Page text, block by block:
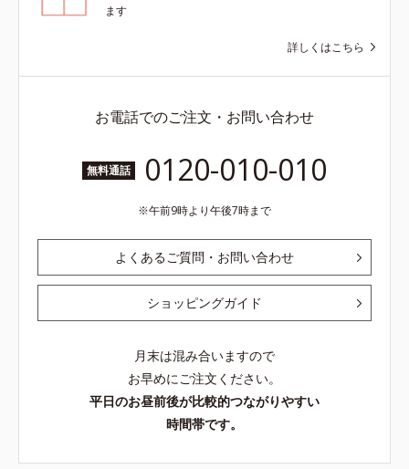
ます
詳しくはこちら
お電話でのご注文・お問い合わせ
無料通話 0120-010-010
午前9時より午後7時まで
よくあるご質問・お問い合わせ
ショッピングガイド
月末は混み合いますので
お早めにご注文ください。
平日のお昼前後が比較的つながりやすい
時間帯です。